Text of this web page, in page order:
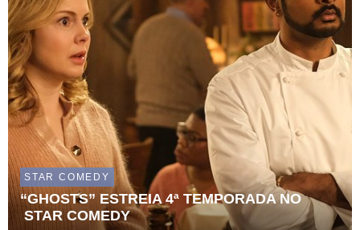
STAR COMEDY
“GHOSTS” ESTREIA 4ª TEMPORADA NO
STAR COMEDY